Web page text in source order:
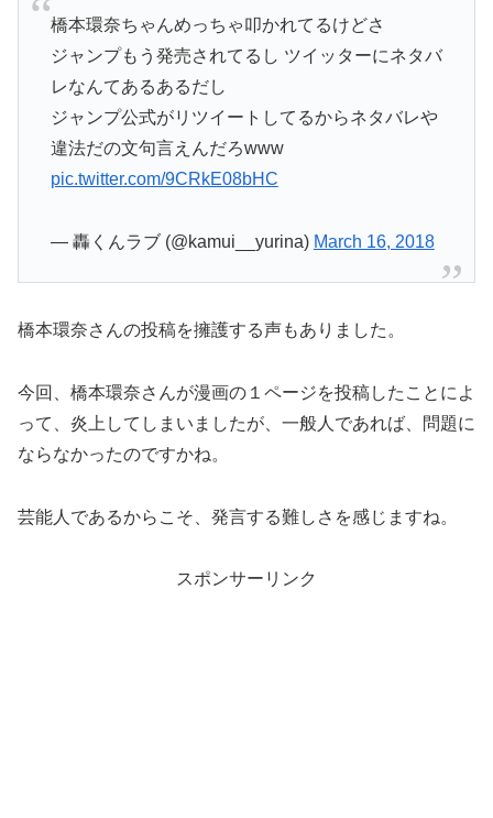
橋本環奈ちゃんめっちゃ叩かれてるけどさ
ジャンプもう発売されてるし ツイッターにネタバ
レなんてあるあるだし
ジャンプ公式がリツイートしてるからネタバレや
違法だの文句言えんだろwww
pic.twitter.com/9CRkE08bHC
— 轟くんラブ (@kamui__yurina) March 16, 2018
橋本環奈さんの投稿を擁護する声もありました。
今回、橋本環奈さんが漫画の１ページを投稿したことによ
って、炎上してしまいましたが、一般人であれば、問題に
ならなかったのですかね。
芸能人であるからこそ、発言する難しさを感じますね。
スポンサーリンク